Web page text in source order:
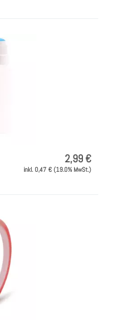
2,99 €
inkl. 0,47 € (19.0% MwSt.)